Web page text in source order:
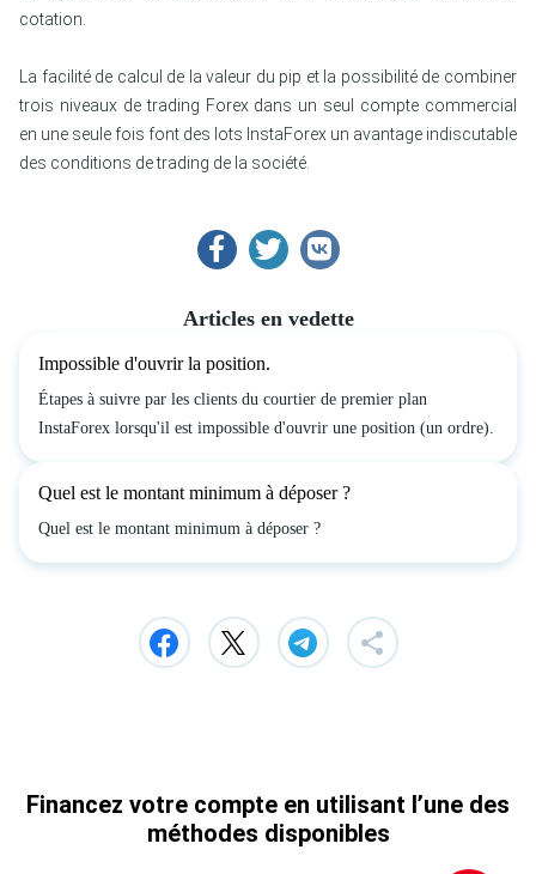
cotation.
La facilité de calcul de la valeur du pip et la possibilité de combiner
trois niveaux de trading Forex dans un seul compte commercial
en une seule fois font des lots InstaForex un avantage indiscutable
des conditions de trading de la société.
Articles en vedette
Impossible d'ouvrir la position.
Étapes à suivre par les clients du courtier de premier plan
InstaForex lorsqu'il est impossible d'ouvrir une position (un ordre).
Quel est le montant minimum à déposer ?
Quel est le montant minimum à déposer ?
Financez votre compte en utilisant l’une des
méthodes disponibles